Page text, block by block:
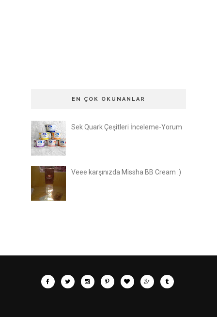
EN ÇOK OKUNANLAR
Sek Quark Çeşitleri İnceleme-Yorum
Veee karşınızda Missha BB Cream :)